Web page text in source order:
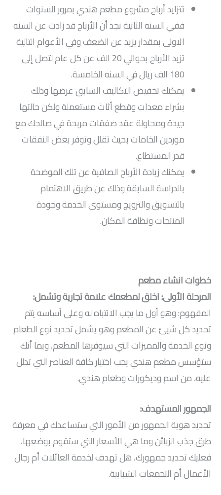
تتزايد أرباح مشروع مطعم هندي بمرور السنوات
ففي السنه الثانية نجد أن الأرباح قد زادت عن السنه
الاولى بمقدار يزيد عن الضعف وفي الأعوام التالية
تزيد الأرباح بحوالي 20 الف عن كل عام لتصل إلى
180 الف ريال في السنه الخامسة.
يمكنك تخفيض التكاليف السابق عرضها وذلك
بشراء معدات وقطع أثاث مستعملة ولكن حالتها
جيدة ومحاولة عقد صفقات مربحة في صالحك مع
موردين الخامات بحيث تقلل وتوفر بعض النفقات
قدر المستطاع.
يمكنك زيادة الأرباح الصافية عن تلك الموضحة
بالدراسة السابقة وذلك عن طريق الاهتمام
بالتسويق والترويج ومستوى الخدمة وجودة
المنتجات ونظافة المكان.
خطوات انشاء مطعم
المرحلة الأولى: اخلق لمطعمك علامة تجارية وتشمل:
المفهوم: وهو أول ما يجب الانتباه له وعلى أساسه يتم
تحديد كل شيئ عن المطعم وهو يشمل تحديد نوع الطعام
ونوع الخدمة والمميزات التي سيوفرها المطعم، وبما أنك
ستؤسس مطعم هندي يجب اختيار كافة العناصر التي تدلل
عليه، من اسم وديكورات وطعام هندي.
الجمهور المستهدف:
تحديد هوية الجمهور من الأمور التي ستساعدك في معرفة
طرق جذب الزبائن وما هي الأسعار التي ستقوم بوضعها،
فعليك تحديد جمهورك، هل تهدف لخدمة العائلات أم رجال
الأعمال أم التجمعات الشبابية.